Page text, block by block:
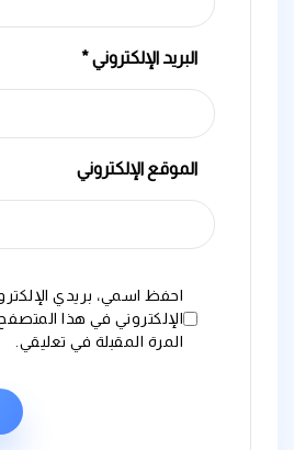
البريد الإلكتروني*
الموقع الإلكتروني
احفظ اسمي، بريدي الإلكتروني،
الإلكتروني في هذا المتصفح
المرة المقبلة في تعليقي.